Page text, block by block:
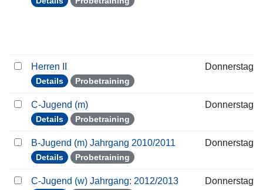
Herren II
Details Probetraining
Donnerstag
C-Jugend (m)
Details Probetraining
Donnerstag
B-Jugend (m) Jahrgang 2010/2011
Details Probetraining
Donnerstag
C-Jugend (w) Jahrgang: 2012/2013 Donnerstag